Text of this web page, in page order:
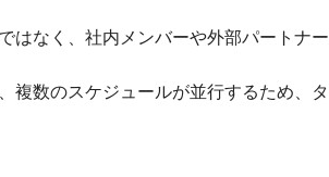
はなく、社内メンバーや外部パートナー
複数のスケジュールが並行するため、タ